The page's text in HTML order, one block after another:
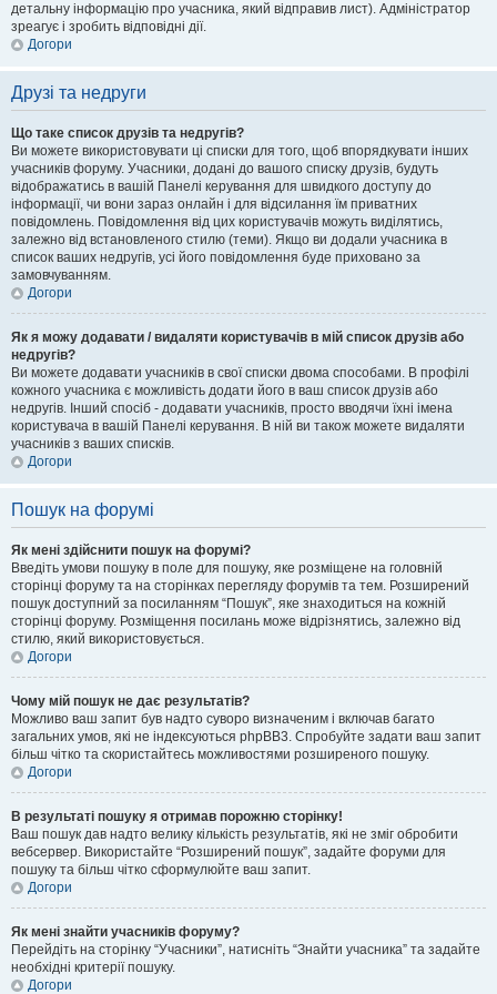
детальну інформацію про учасника, який відправив лист). Адміністратор
зреагує і зробить відповідні дії.
Догори
Друзі та недруги
Що таке список друзів та недругів?
Ви можете використовувати ці списки для того, щоб впорядкувати інших
учасників форуму. Учасники, додані до вашого списку друзів, будуть
відображатись в вашій Панелі керування для швидкого доступу до
інформації, чи вони зараз онлайн і для відсилання їм приватних
повідомлень. Повідомлення від цих користувачів можуть виділятись,
залежно від встановленого стилю (теми). Якщо ви додали учасника в
список ваших недругів, усі його повідомлення буде приховано за
замовчуванням.
Догори
Як я можу додавати / видаляти користувачів в мій список друзів або
недругів?
Ви можете додавати учасників в свої списки двома способами. В профілі
кожного учасника є можливість додати його в ваш список друзів або
недругів. Інший спосіб - додавати учасників, просто вводячи їхні імена
користувача в вашій Панелі керування. В ній ви також можете видаляти
учасників з ваших списків.
Догори
Пошук на форумі
Як мені здійснити пошук на форумі?
Введіть умови пошуку в поле для пошуку, яке розміщене на головній
сторінці форуму та на сторінках перегляду форумів та тем. Розширений
пошук доступний за посиланням “Пошук”, яке знаходиться на кожній
сторінці форуму. Розміщення посилань може відрізнятись, залежно від
стилю, який використовується.
Догори
Чому мій пошук не дає результатів?
Можливо ваш запит був надто суворо визначеним і включав багато
загальних умов, які не індексуються phpBB3. Спробуйте задати ваш запит
більш чітко та скористайтесь можливостями розширеного пошуку.
Догори
В результаті пошуку я отримав порожню сторінку!
Ваш пошук дав надто велику кількість результатів, які не зміг обробити
вебсервер. Використайте “Розширений пошук”, задайте форуми для
пошуку та більш чітко сформулюйте ваш запит.
Догори
Як мені знайти учасників форуму?
Перейдіть на сторінку “Учасники”, натисніть “Знайти учасника” та задайте
необхідні критерії пошуку.
Догори